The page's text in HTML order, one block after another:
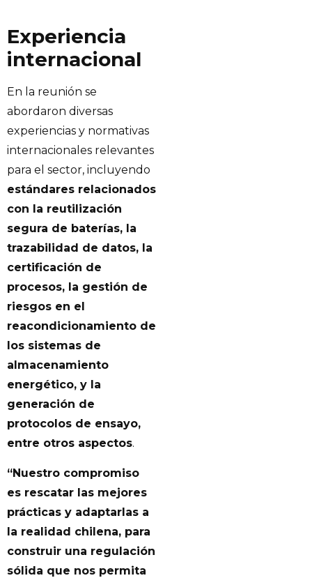
Experiencia
internacional
En la reunión se
abordaron diversas
experiencias y normativas
internacionales relevantes
para el sector, incluyendo
estándares relacionados
con la reutilización
segura de baterías, la
trazabilidad de datos, la
certificación de
procesos, la gestión de
riesgos en el
reacondicionamiento de
los sistemas de
almacenamiento
energético, y la
generación de
protocolos de ensayo,
entre otros aspectos.
“Nuestro compromiso
es rescatar las mejores
prácticas y adaptarlas a
la realidad chilena, para
construir una regulación
sólida que nos permita